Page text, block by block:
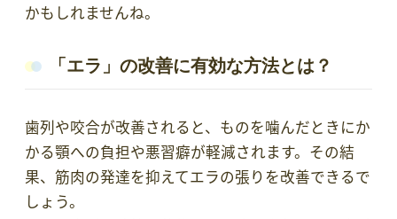
かもしれませんね。
「エラ」の改善に有効な方法とは？
歯列や咬合が改善されると、ものを噛んだときにか
かる顎への負担や悪習癖が軽減されます。その結
果、筋肉の発達を抑えてエラの張りを改善できるで
しょう。